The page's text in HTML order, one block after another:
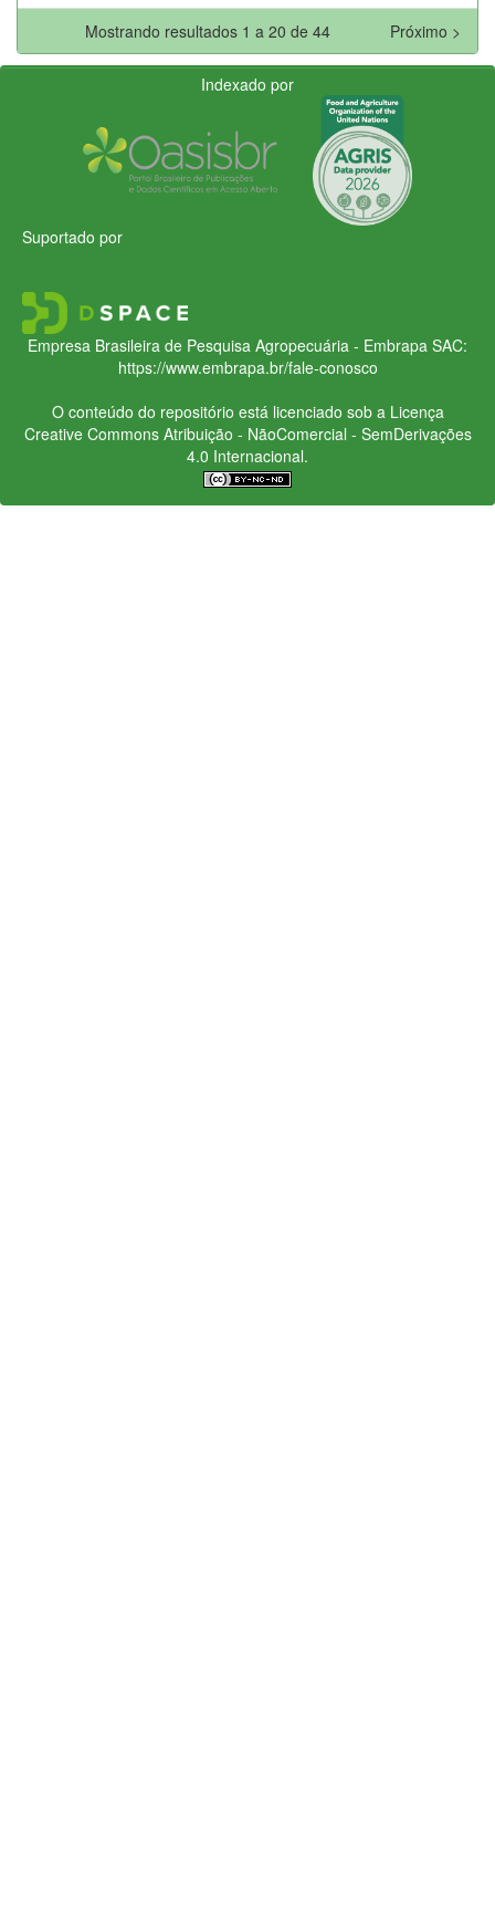
Mostrando resultados 1 a 20 de 44 Próximo >
Indexado por
Suportado por
Empresa Brasileira de Pesquisa Agropecuária - Embrapa SAC:
https://www.embrapa.br/fale-conosco
O conteúdo do repositório está licenciado sob a Licença
Creative CommonsAtribuição - NãoComercial - SemDerivações
4.0 Internacional.